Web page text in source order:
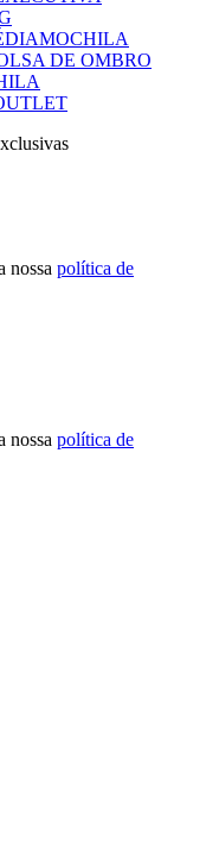
MOCHILA
DE OMBRO
nossa política de
nossa política de